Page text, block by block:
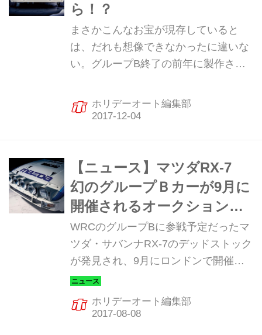
ら！？
まさかこんなお宝が現存していると
は、だれも想像できなかったに違いな
い。グループB終了の前年に製作さ
眠っていたSA22C型のRX-7。わずか7
台しか生産されなかった激レアな1台
リックながら息を飲むカッコ良さを、
しばし堪能していただきたい。
ホリデーオート編集部
【ニュース】マツダRX-7
幻のグループＢカーが9月に
開催されるオークションに
出品
WRCのグループBに参戦予定だったマ
ツダ・サバンナRX-7のデッドストック
が発見され、9月にロンドンで開催さ
れるオークションに出品されることが
判明。果たしていくらで落札されるの
でしょうか？
ホリデーオート編集部